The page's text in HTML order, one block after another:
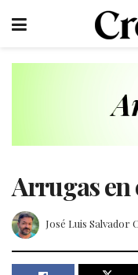
Arrugas en
José Luis Salvador